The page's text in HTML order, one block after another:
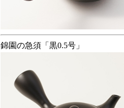
錦園の急須「黒0.5号」